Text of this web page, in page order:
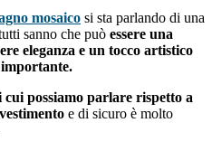
mosaico si sta parlando di una
sanno che può essere una
eleganza e un tocco artistico
importante.
possiamo parlare rispetto a
e di sicuro è molto